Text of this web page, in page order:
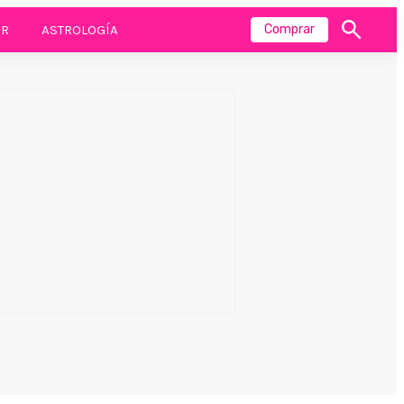
ASTROLOGÍA Comprar
Mostrar